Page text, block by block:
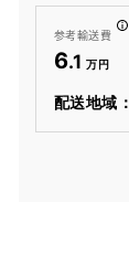
参考輸送費
6.1
配送地域：